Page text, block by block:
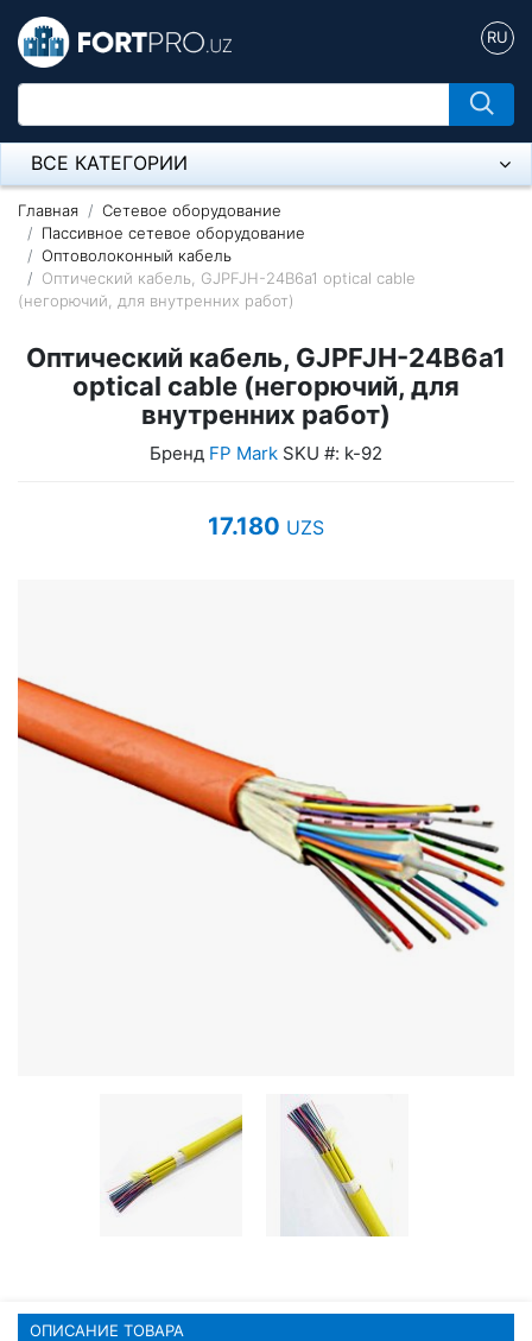
RU
ВСЕ КАТЕГОРИИ
Микрофон
Напольные розетки
Оборудование Mikrotik
Пылесос
Спикерфон
Модемы ADSL, Wan/Lan Роутеры, Wi-Fi
Мышки и Клавиатуры
Наушники
Сетевое оборудование
Главная
Сетевое оборудование
Пассивное сетевое оборудование
Оптоволоконный кабель
Оптический кабель, GJPFJH-24B6a1 optical cable
(негорючий, для внутренних работ)
Оптический кабель, GJPFJH-24B6a1
optical cable (негорючий, для
внутренних работ)
Бренд FP Mark SKU #: k-92
17.180 UZS
ОПИСАНИЕ ТОВАРА